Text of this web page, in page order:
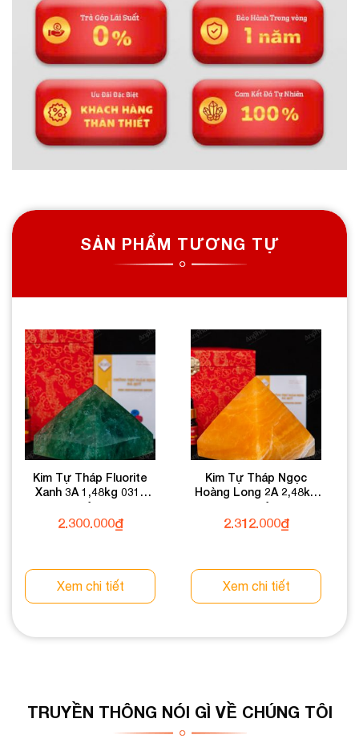
SẢN PHẨM TƯƠNG TỰ
Kim Tự Tháp Fluorite
Xanh 3A 1,48kg 031-
0133A-1,48
2.300.000₫
Xem chi tiết
Kim Tự Tháp Ngọc
Hoàng Long 2A 2,48kg
031-0492A-2,48
2.312.000₫
Xem chi tiết
TRUYỀN THÔNG NÓI GÌ VỀ CHÚNG TÔI